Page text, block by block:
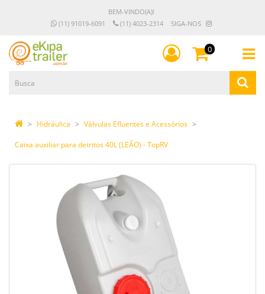
BEM-VINDO(A)!
(11) 91019-6091
(11) 4023-2314 SIGA-NOS
0
Hidráulica Válvulas Efluentes e Acessórios
Caixa auxiliar para detritos 40L (LEÃO) - TopRV